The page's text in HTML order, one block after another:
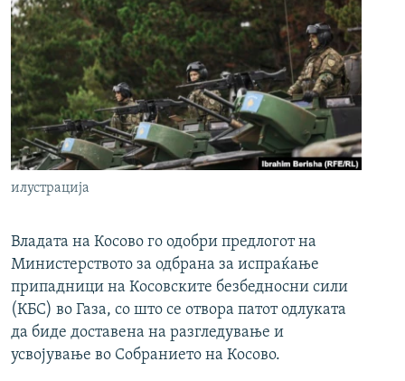
илустрација
Владата на Косово го одобри предлогот на
Министерството за одбрана за испраќање
припадници на Косовските безбедносни сили
(КБС) во Газа, со што се отвора патот одлуката
да биде доставена на разгледување и
усвојување во Собранието на Косово.